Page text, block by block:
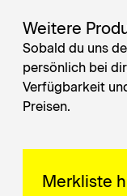
Weitere
Sobald du uns
persönlich bei
Verfügbarkeit
Preisen.
Merkliste